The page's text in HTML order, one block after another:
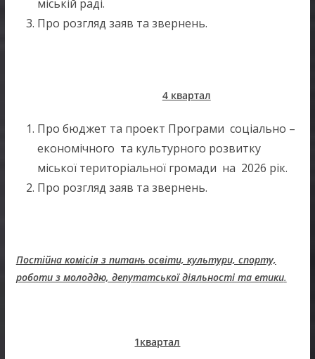
міській раді.
Про розгляд заяв та звернень.
4 квартал
Про бюджет та проект Програми соціально –
економічного та культурного розвитку
міської територіальної громади на 2026 рік.
Про розгляд заяв та звернень.
Постійна комісія з питань освіти, культури, спорту,
роботи з молоддю, депутатської діяльності та етики.
1квартал